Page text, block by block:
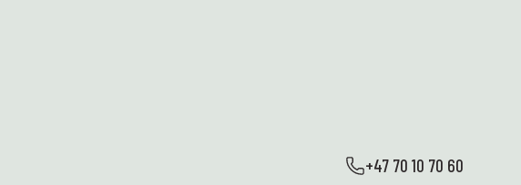
+47 70 10 70 60